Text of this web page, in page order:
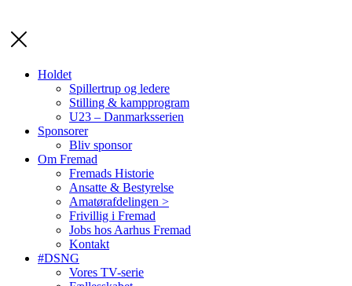
Holdet
Spillertrup og ledere
Stilling & kampprogram
U23 – Danmarksserien
Sponsorer
Bliv sponsor
Om Fremad
Fremads Historie
Ansatte & Bestyrelse
Amatørafdelingen >
Frivillig i Fremad
Jobs hos Aarhus Fremad
Kontakt
#DSNG
Vores TV-serie